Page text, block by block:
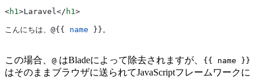
<h1>Laravel</ h1>
こんにちは、 @{{ name }}。
この場合、 @ はBladeによって除去されますが、 {{ name }}
はそのままブラウザに送られてJavaScriptフレームワークに